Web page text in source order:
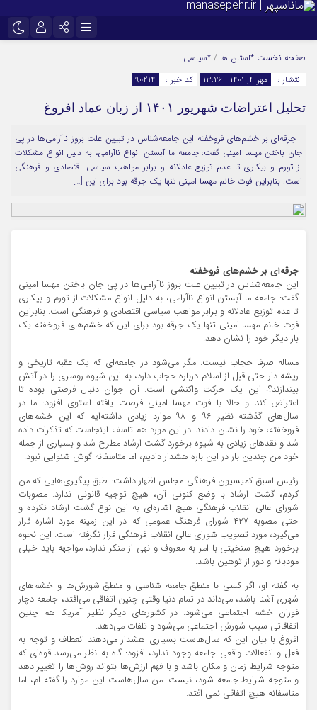
اینستاگرام
سروش
آپارات
نام کاربری یا نشانی ایمیل
رمز عبور
مرا به خاطر بسپار
صفحه نخست *استان ها / *سیاسی
انتشار :
مهر ۴, ۱۴۰۱ - ۱۳:۲۶ کد خبر : 90214
تحلیل اعتراضات شهریور ۱۴۰۱ از زبان عماد افروغ
جرقه‌ای بر خشم‌های فروخفته این جامعه‌شناس در تبیین علت بروز ناآرامی‌ها در پی
جان باختن مهسا امینی گفت: جامعه ما آبستن انواع ناآرامی، به دلیل انواع مشکلات
از تورم و بیکاری تا عدم توزیع عادلانه و برابر مواهب سیاسی اقتصادی و فرهنگی
است. بنابراین فوت خانم مهسا امینی تنها یک جرقه بود برای این […]
جرقه‌ای بر خشم‌های فروخفته
این جامعه‌شناس در تبیین علت بروز ناآرامی‌ها در پی جان باختن مهسا امینی
گفت: جامعه ما آبستن انواع ناآرامی، به دلیل انواع مشکلات از تورم و بیکاری
تا عدم توزیع عادلانه و برابر مواهب سیاسی اقتصادی و فرهنگی است. بنابراین
فوت خانم مهسا امینی تنها یک جرقه بود برای این که خشم‌های فروخفته یک
بار دیگر خود را نشان دهد.
مساله صرفا حجاب نیست. مگر می‌شود در جامعه‌ای که یک عقبه تاریخی و
ریشه دار حتی قبل از اسلام درباره حجاب دارد، به این شیوه روسری را در آتش
بیندازند؟! این یک حرکت واکنشی است. آن جوان دنبال فرصتی بوده تا
اعتراض کند و حالا با فوت مهسا امینی فرصت یافته استوی افزود: ما در
سال‌های گذشته نظیر ۹۶ و ۹۸ موارد زیادی داشته‌ایم که این خشم‌های
فروخفته، خود را نشان دادند. در این مورد هم تاسف اینجاست که تذکرات داده
شد و نقدهای زیادی به شیوه برخورد گشت ارشاد مطرح شد و بسیاری از جمله
خود من چندین بار در این باره هشدار دادیم، اما متاسفانه گوش شنوایی نبود.
رئیس اسبق کمیسیون فرهنگی مجلس اظهار داشت: طبق پیگیری‌هایی که من
کردم، گشت ارشاد با وضع کنونی آن، هیچ توجیه قانونی ندارد. مصوبات
شورای عالی انقلاب فرهنگی هیچ اشاره‌ای به این نوع گشت ارشاد نکرده و
حتی مصوبه ۴۲۷ شورای فرهنگ عمومی که در این زمینه مورد اشاره قرار
می‌گیرد، مورد تصویب شورای عالی انقلاب فرهنگی قرار نگرفته است. این نحوه
برخورد هیچ سنخیتی با امر به معروف و نهی از منکر ندارد، مواجهه باید خیلی
مودبانه و دور از توهین باشد.
به گفته او، اگر کسی با منطق جامعه شناسی و منطق شورش‌ها و خشم‌های
شهری آشنا باشد، می‌داند در تمام دنیا وقتی چنین اتفاقی می‌افتد، جامعه دچار
فوران خشم اجتماعی می‌شود. در کشورهای دیگر نظیر آمریکا هم چنین
اتفاقاتی سبب شورش اجتماعی می‌شود و تلفات می‌دهد.
افروغ با بیان این که سال‌هاست بسیاری هشدار می‌دهند انعطاف و توجه به
فعل و انفعالات واقعی جامعه وجود ندارد، افزود: گاه به نظر می‌رسد قوه‌ای که
متوجه شرایط زمان و مکان باشد و با فهم ارزش‌ها بتواند روش‌ها را تغییر دهد
و متوجه شرایط جامعه شود، نیست. من سال‌هاست این موارد را گفته ام، اما
متاسفانه هیچ اتفاقی نمی افتد.